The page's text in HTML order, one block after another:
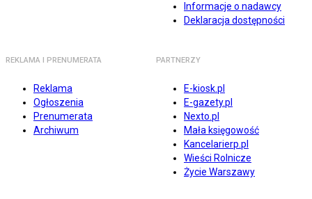
Informacje o nadawcy
Deklaracja dostępności
REKLAMA I PRENUMERATA
Reklama
Ogłoszenia
Prenumerata
Archiwum
PARTNERZY
E-kiosk.pl
E-gazety.pl
Nexto.pl
Mała księgowość
Kancelarierp.pl
Wieści Rolnicze
Życie Warszawy